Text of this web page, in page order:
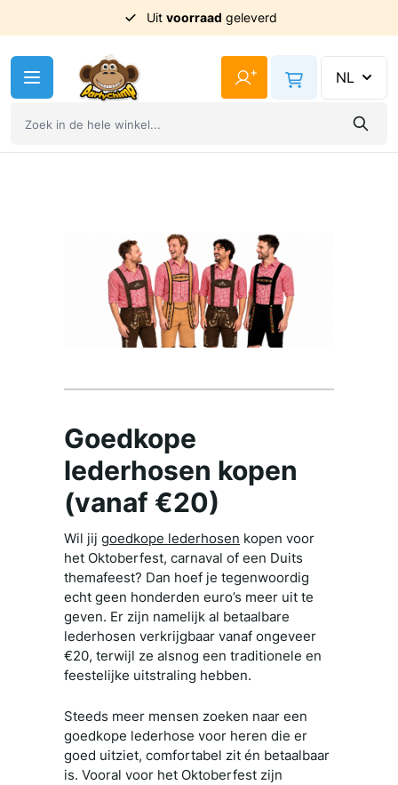
Uit voorraad geleverd
+ NL
Goedkope
lederhosen kopen
(vanaf €20)
Wil jij goedkope lederhosen kopen voor
het Oktoberfest, carnaval of een Duits
themafeest? Dan hoef je tegenwoordig
echt geen honderden euro’s meer uit te
geven. Er zijn namelijk al betaalbare
lederhosen verkrijgbaar vanaf ongeveer
€20, terwijl ze alsnog een traditionele en
feestelijke uitstraling hebben.
Steeds meer mensen zoeken naar een
goedkope lederhose voor heren die er
goed uitziet, comfortabel zit én betaalbaar
is. Vooral voor het Oktoberfest zijn